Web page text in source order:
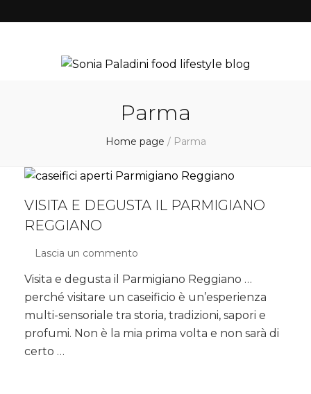
Parma
Home page / Parma
VISITA E DEGUSTA IL PARMIGIANO
REGGIANO
Lascia un commento
e
degusta
il
Parmigiano
Reggiano
Visita e degusta il Parmigiano Reggiano …
perché visitare un caseificio è un’esperienza
multi-sensoriale tra storia, tradizioni, sapori e
profumi. Non è la mia prima volta e non sarà di
certo …